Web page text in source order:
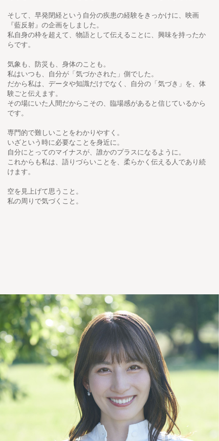
そして、早発閉経という自分の疾患の経験をきっかけに、映画
『藍反射』の企画をしました。
私自身の枠を超えて、物語として伝えることに、興味を持ったか
らです。
気象も、防災も、身体のことも。
私はいつも、自分が「気づかされた」側でした。
だから私は、データや知識だけでなく、自分の「気づき」を、体
験ごと伝えます。
その場にいた人間だからこその、臨場感があると信じているから
です。
専門的で難しいことをわかりやすく。
いざという時に必要なことを身近に。
自分にとってのマイナスが、誰かのプラスになるように。
これからも私は、語りづらいことを、柔らかく伝える人であり続
けます。
空を見上げて思うこと。
私の周りで気づくこと。